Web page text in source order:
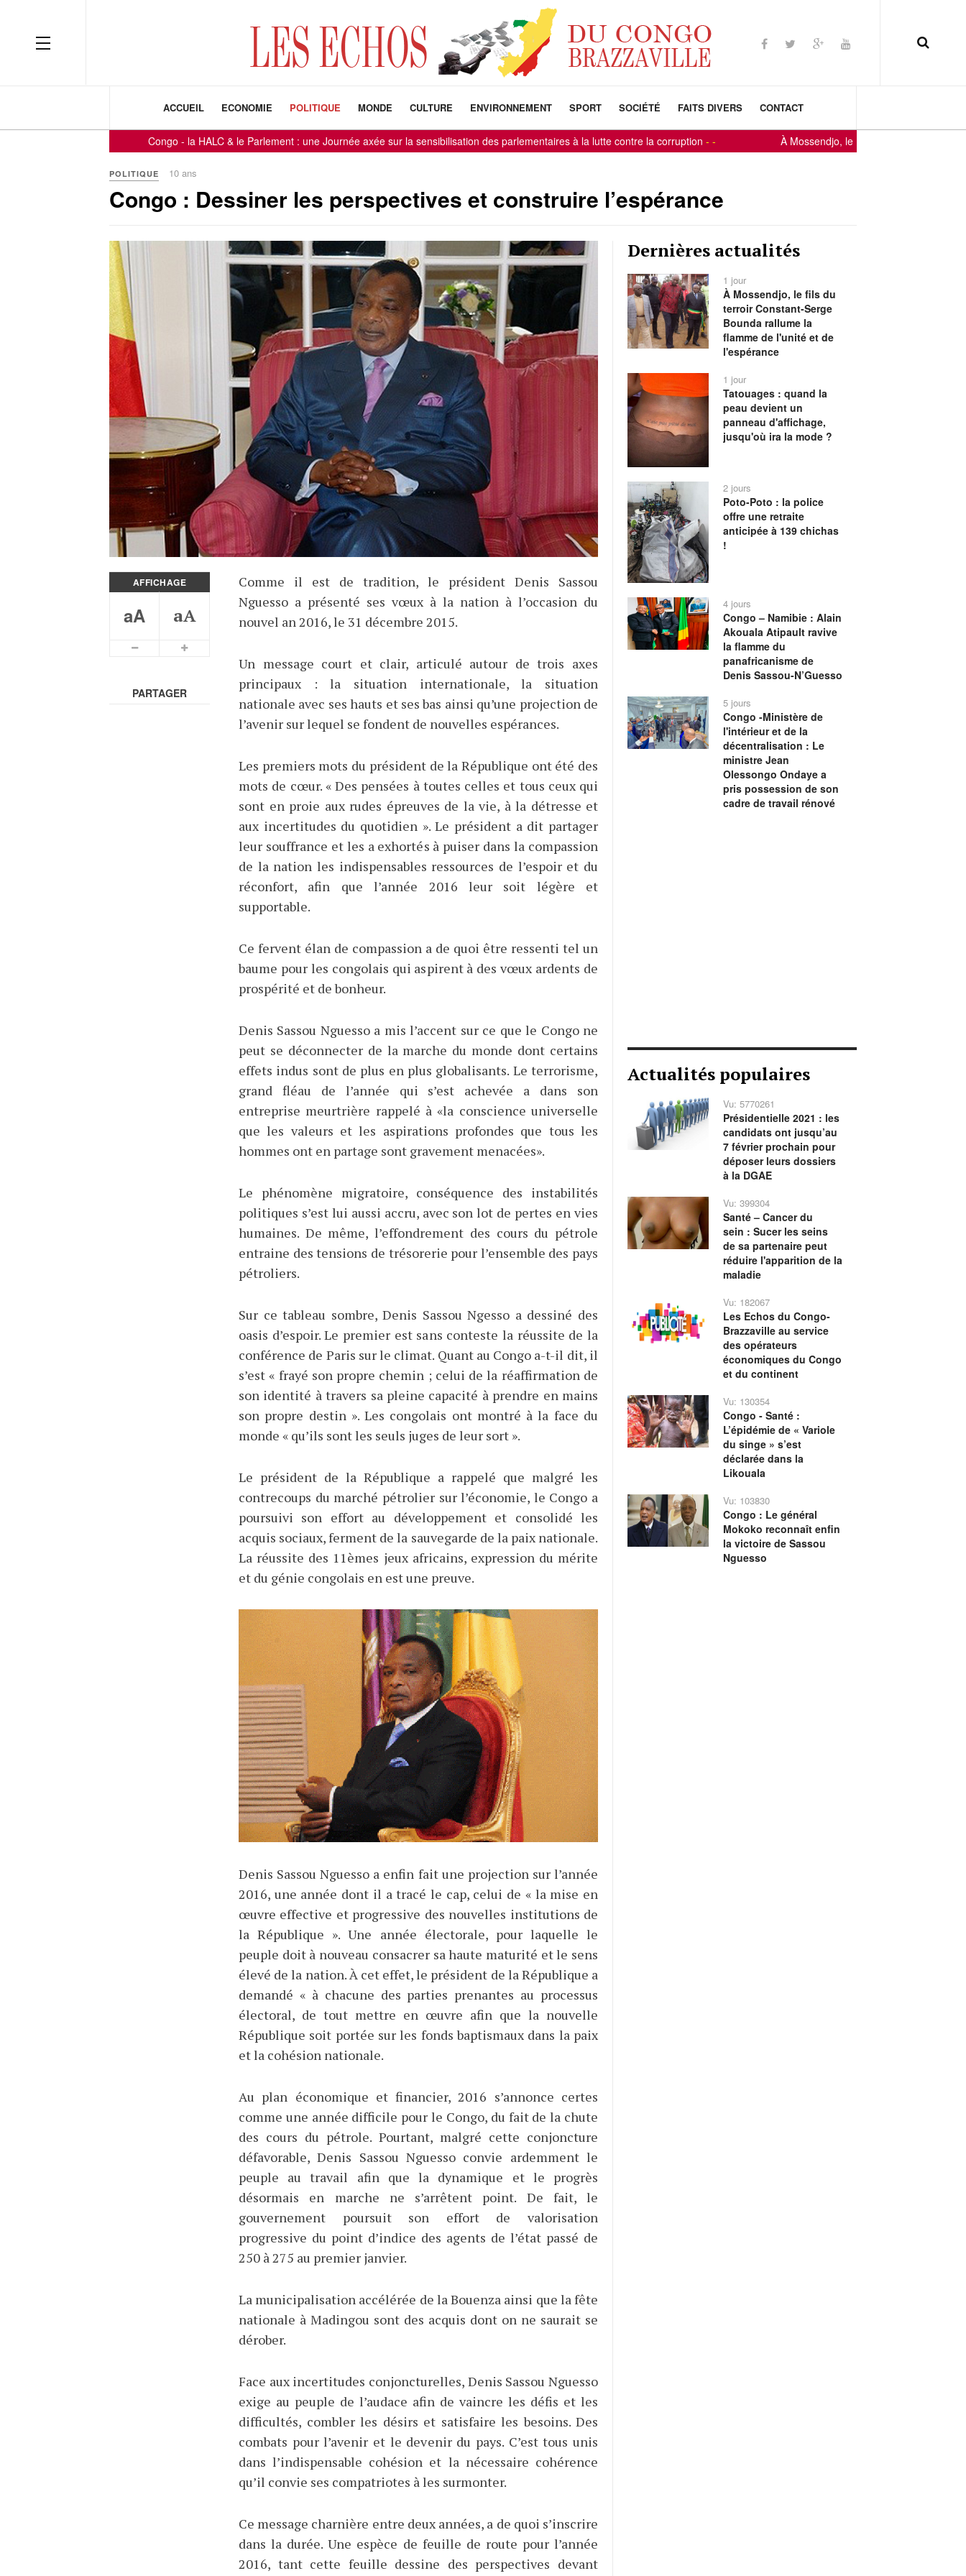
ACCUEIL ECONOMIE POLITIQUE MONDE CULTURE ENVIRONNEMENT SPORT SOCIÉTÉ FAITS DIVERS CONTACT
Congo - la HALC & le Parlement : une Journée axée sur la sensibilisation des parlementaires à la lutte contre la corruption -- À Mossendjo, le fils du terroir Constant-Serge
POLITIQUE 10 ans
Congo : Dessiner les perspectives et construire l’espérance
AFFICHAGE
aA aA
PARTAGER
Comme il est de tradition, le président Denis Sassou
Nguesso a présenté ses vœux à la nation à l’occasion du
nouvel an 2016, le 31 décembre 2015.
Un message court et clair, articulé autour de trois axes
principaux : la situation internationale, la situation
nationale avec ses hauts et ses bas ainsi qu’une projection de
l’avenir sur lequel se fondent de nouvelles espérances.
Les premiers mots du président de la République ont été des
mots de cœur. « Des pensées à toutes celles et tous ceux qui
sont en proie aux rudes épreuves de la vie, à la détresse et
aux incertitudes du quotidien ». Le président a dit partager
leur souffrance et les a exhortés à puiser dans la compassion
de la nation les indispensables ressources de l’espoir et du
réconfort, afin que l’année 2016 leur soit légère et
supportable.
Ce fervent élan de compassion a de quoi être ressenti tel un
baume pour les congolais qui aspirent à des vœux ardents de
prospérité et de bonheur.
Denis Sassou Nguesso a mis l’accent sur ce que le Congo ne
peut se déconnecter de la marche du monde dont certains
effets indus sont de plus en plus globalisants. Le terrorisme,
grand fléau de l’année qui s’est achevée a dans son
entreprise meurtrière rappelé à «la conscience universelle
que les valeurs et les aspirations profondes que tous les
hommes ont en partage sont gravement menacées».
Le phénomène migratoire, conséquence des instabilités
politiques s’est lui aussi accru, avec son lot de pertes en vies
humaines. De même, l’effondrement des cours du pétrole
entraine des tensions de trésorerie pour l’ensemble des pays
pétroliers.
Sur ce tableau sombre, Denis Sassou Ngesso a dessiné des
oasis d’espoir. Le premier est sans conteste la réussite de la
conférence de Paris sur le climat. Quant au Congo a-t-il dit, il
s’est « frayé son propre chemin ; celui de la réaffirmation de
son identité à travers sa pleine capacité à prendre en mains
son propre destin ». Les congolais ont montré à la face du
monde « qu’ils sont les seuls juges de leur sort ».
Le président de la République a rappelé que malgré les
contrecoups du marché pétrolier sur l’économie, le Congo a
poursuivi son effort au développement et consolidé les
acquis sociaux, ferment de la sauvegarde de la paix nationale.
La réussite des 11èmes jeux africains, expression du mérite
et du génie congolais en est une preuve.
Denis Sassou Nguesso a enfin fait une projection sur l’année
2016, une année dont il a tracé le cap, celui de « la mise en
œuvre effective et progressive des nouvelles institutions de
la République ». Une année électorale, pour laquelle le
peuple doit à nouveau consacrer sa haute maturité et le sens
élevé de la nation. À cet effet, le président de la République a
demandé « à chacune des parties prenantes au processus
électoral, de tout mettre en œuvre afin que la nouvelle
République soit portée sur les fonds baptismaux dans la paix
et la cohésion nationale.
Au plan économique et financier, 2016 s’annonce certes
comme une année difficile pour le Congo, du fait de la chute
des cours du pétrole. Pourtant, malgré cette conjoncture
défavorable, Denis Sassou Nguesso convie ardemment le
peuple au travail afin que la dynamique et le progrès
désormais en marche ne s’arrêtent point. De fait, le
gouvernement poursuit son effort de valorisation
progressive du point d’indice des agents de l’état passé de
250 à 275 au premier janvier.
La municipalisation accélérée de la Bouenza ainsi que la fête
nationale à Madingou sont des acquis dont on ne saurait se
dérober.
Face aux incertitudes conjoncturelles, Denis Sassou Nguesso
exige au peuple de l’audace afin de vaincre les défis et les
difficultés, combler les désirs et satisfaire les besoins. Des
combats pour l’avenir et le devenir du pays. C’est tous unis
dans l’indispensable cohésion et la nécessaire cohérence
qu’il convie ses compatriotes à les surmonter.
Ce message charnière entre deux années, a de quoi s’inscrire
dans la durée. Une espèce de feuille de route pour l’année
2016, tant cette feuille dessine des perspectives devant
Dernières actualités
1 jour
À Mossendjo, le fils du
terroir Constant-Serge
Bounda rallume la
flamme de l'unité et de
l'espérance
1 jour
Tatouages : quand la
peau devient un
panneau d'affichage,
jusqu'où ira la mode ?
2 jours
Poto-Poto : la police
offre une retraite
anticipée à 139 chichas
!
4 jours
Congo – Namibie : Alain
Akouala Atipault ravive
la flamme du
panafricanisme de
Denis Sassou-N’Guesso
5 jours
Congo -Ministère de
l'intérieur et de la
décentralisation : Le
ministre Jean
Olessongo Ondaye a
pris possession de son
cadre de travail rénové
Actualités populaires
Vu: 5770261
Présidentielle 2021 : les
candidats ont jusqu’au
7 février prochain pour
déposer leurs dossiers
à la DGAE
Vu: 399304
Santé – Cancer du
sein : Sucer les seins
de sa partenaire peut
réduire l'apparition de la
maladie
Vu: 182067
Les Echos du Congo-
Brazzaville au service
des opérateurs
économiques du Congo
et du continent
Vu: 130354
Congo - Santé :
L’épidémie de « Variole
du singe » s’est
déclarée dans la
Likouala
Vu: 103830
Congo : Le général
Mokoko reconnaît enfin
la victoire de Sassou
Nguesso